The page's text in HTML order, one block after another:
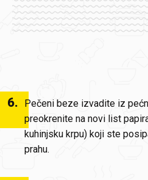
6.
Pečeni beze izvadite iz
preokrenite na novi list
kuhinjsku krpu) koji ste
prahu.